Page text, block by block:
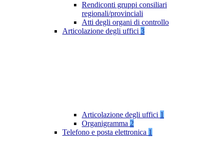
Rendiconti gruppi consiliari
regionali/provinciali
Atti degli organi di controllo
Articolazione degli uffici 3
Articolazione degli uffici 1
Organigramma 2
Telefono e posta elettronica 1